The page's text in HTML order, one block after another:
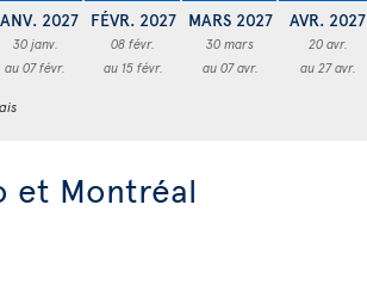
2027
30 janv.
au 07 févr.
FÉVR. 2027
08 févr.
au 15 févr.
MARS 2027
30 mars
au 07 avr.
AVR. 2027
20 avr.
au 27 avr.
et Montréal